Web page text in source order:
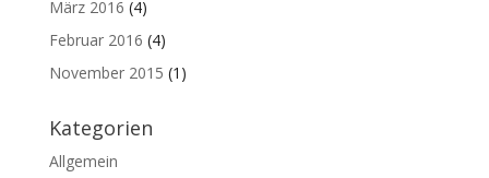
März 2016 (4)
Februar 2016 (4)
November 2015 (1)
Kategorien
Allgemein